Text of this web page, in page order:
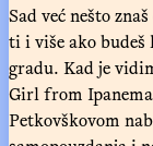
Sad već nešto
ti i više ako
gradu. Kad je
Girl from
Petkovškovom